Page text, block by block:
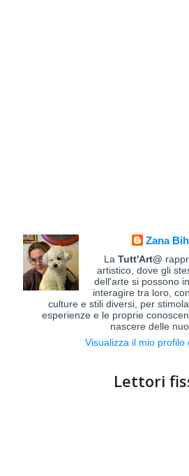
Zana
LaTutt'Art@
artistico, dove gli
dell'arte si possono
interagire tra loro,
culture e stili diversi, per
esperienze e le proprie
nascere delle
Visualizza il mio profilo
Lettori